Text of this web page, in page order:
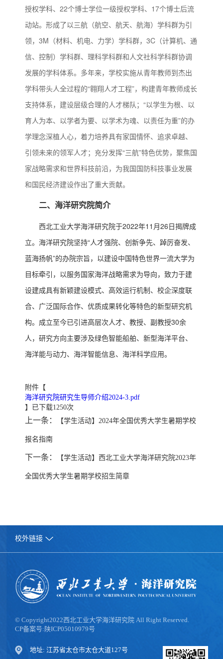
授权学科、22个博士学位一级授权学科、17个博士后流
动站。形成了以三航（航空、航天、航海）学科群为引
领，3M（材料、机电、力学）学科群，3C（计算机、通
信、控制）学科群、理科学科群和人文社科学科群协调
发展的学科体系。多年来，学校实施从青年教师到杰出
学科带头人全过程的“翱翔人才工程”，构建青年教师成长
支持体系，建设层级合理的人才梯队；“以学生为根、以
育人为本、以学者为要、以学术为魂、以责任为重”的办
学理念深植人心，着力培养具有家国情怀、追求卓越、
引领未来的领军人才；充分发挥“三航”特色优势，聚焦国
家战略需求和世界科技前沿，为我国国防科技事业发展
和国民经济建设作出了重大贡献。
二、海洋研究院简介
西北工业大学海洋研究院于2022年11月26日揭牌成
立。海洋研究院坚持“人才强院、创新争先、踔厉奋发、
蓝海扬帆”的办院宗旨，以建设中国特色世界一流大学为
目标牵引，以服务国家海洋战略需求为导向，致力于建
设建成具有新颖建设模式、高效运行机制、校企深度联
合、广泛国际合作、优质成果转化等特色的新型研究机
构。成立至今已引进高层次人才、教授、副教授30余
人，研究方向主要涉及绿色智能船舶、新型海洋平台、
海洋能与动力、海洋智能信息、海洋科学应用。
附件【
海洋研究院研究生导师介绍2024-3.pdf
】已下载1250次
上一条： 【学生活动】2024年全国优秀大学生暑期学校
报名指南
下一条： 【学生活动】西北工业大学海洋研究院2023年
全国优秀大学生暑期学校招生简章
校外链接
© Copyright2022西北工业大学海洋研究院 All Right Reserved.
CP备案号:陕ICP05010979号
地址: 江苏省太仓市太仓大道127号